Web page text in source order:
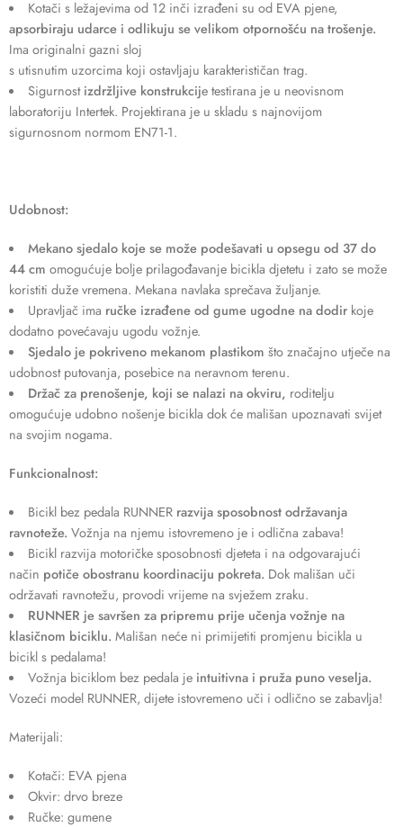
Kotači s ležajevima od 12 inči izrađeni su od EVA pjene,
apsorbiraju udarce i odlikuju se velikom otpornošću na trošenje.
Ima originalni gazni sloj
s utisnutim uzorcima koji ostavljaju karakterističan trag.
Sigurnostizdržljive konstrukcije testirana je u neovisnom
laboratoriju Intertek. Projektirana je u skladu s najnovijom
sigurnosnom normom EN71-1.
Udobnost:
Mekano sjedalo koje se može podešavati u opsegu od 37 do
44 cm omogućuje bolje prilagođavanje bicikla djetetu i zato se može
koristiti duže vremena. Mekana navlaka sprečava žuljanje.
Upravljač ima ručke izrađene od gume ugodne na dodir koje
dodatno povećavaju ugodu vožnje.
Sjedalo je pokriveno mekanom plastikom što značajno utječe na
udobnost putovanja, posebice na neravnom terenu.
Držač za prenošenje, koji se nalazi na okviru, roditelju
omogućuje udobno nošenje bicikla dok će mališan upoznavati svijet
na svojim nogama.
Funkcionalnost:
Bicikl bez pedala RUNNER razvija sposobnost održavanja
ravnoteže.Vožnja na njemu istovremeno je i odlična zabava!
Bicikl razvija motoričke sposobnosti djeteta i na odgovarajući
način potiče obostranu koordinaciju pokreta. Dok mališan uči
održavati ravnotežu, provodi vrijeme na svježem zraku.
RUNNER je savršen za pripremu prije učenja vožnje na
klasičnom biciklu.Mališan neće ni primijetiti promjenu bicikla u
bicikl s pedalama!
Vožnja biciklom bez pedala je intuitivna i pruža puno veselja.
Vozeći model RUNNER, dijete istovremeno uči i odlično se zabavlja!
Materijali:
Kotači: EVA pjena
Okvir: drvo breze
Ručke: gumene